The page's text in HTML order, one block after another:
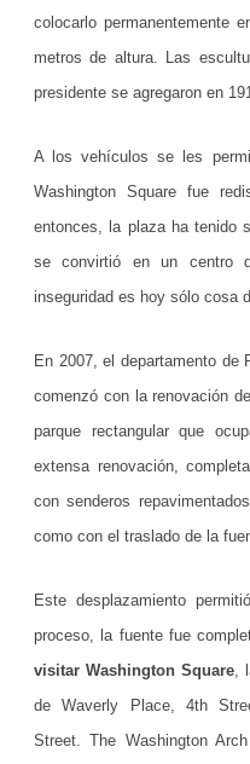
a
y
q
u
e
s
(
c
a
s
e
colocarlo permanentemente
metros de altura. Las
presidente se agregaron en
A los vehículos se les
Washington Square fue
entonces, la plaza ha tenido
se convirtió en un centro
inseguridad es hoy sólo cosa
En 2007, el departamento de
comenzó con la renovación
parque rectangular que
extensa renovación,
con senderos
como con el traslado de la
Este desplazamiento
proceso, la fuente fue
visitar Washington Square,
de Waverly Place, 4th
Street. The Washington